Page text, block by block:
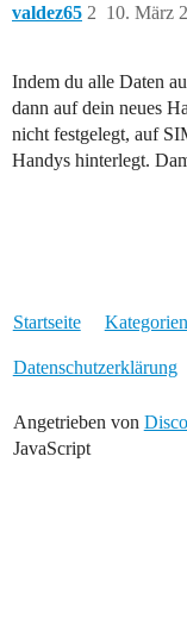
valdez65 10. März
2
Indem du alle Daten
dann auf dein neues
nicht festgelegt, auf
Handys hinterlegt.
Startseite Kategorien
Datenschutzerklärung
Angetrieben von
JavaScript